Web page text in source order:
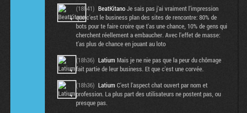
(18h41) BeatKitanoJe sais pas j'ai vraiment l'impression
que c'est le business plan des sites de rencontre: 80% de
bots pour te faire croire que t'as une chance, 10% de gens qui
cherchent réellement a embaucher. Avec l'effet de masse:
t'as plus de chance en jouant au loto
(18h36) Latium Mais je ne nie pas que la peur du chômage
fait partie de leur business. Et que c'est une corvée.
(18h36) Latium C'est l'aspect chat ouvert par nom et
profession. La plus part des utilisateurs ne postent pas, ou
presque pas.